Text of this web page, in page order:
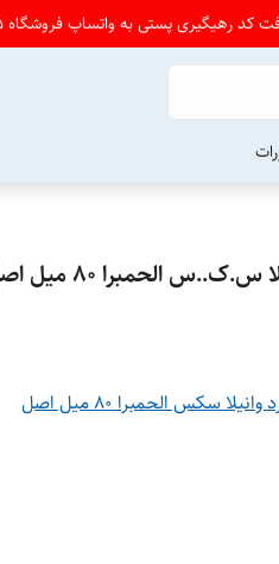
الحمبرا ۸۰ میل اصل
سکس الحمبرا ۸۰ میل اصل